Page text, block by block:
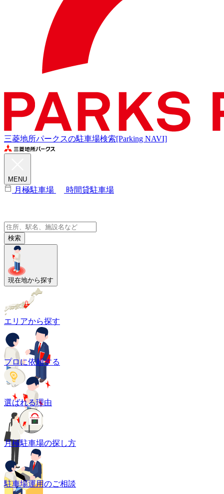
三菱地所パークスの駐車場検索[Parking NAVI]
MENU
月極駐車場 時間貸駐車場
検索
現在地から探す
エリアから探す
プロに依頼する
選ばれる理由
月極駐車場の探し方
駐車場運用のご相談